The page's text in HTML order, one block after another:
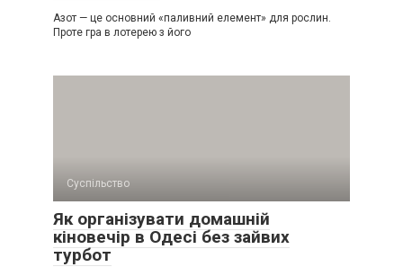
Азот — це основний «паливний елемент» для рослин.
Проте гра в лотерею з його
Суспільство
Як організувати домашній
кіновечір в Одесі без зайвих
турбот